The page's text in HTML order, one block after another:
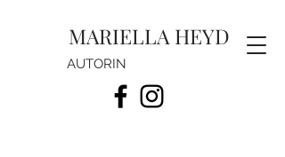
AUTORIN
MARIELLA HEYD